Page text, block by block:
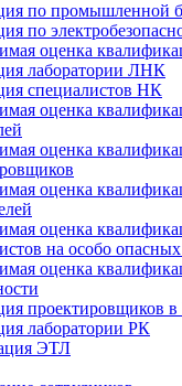
по промышленной
по
оценка
лаборатории ЛНК
специалистов НК
оценка
оценка
оценка
оценка
на особо
оценка
проектировщиков
лаборатории РК
ЭТЛ